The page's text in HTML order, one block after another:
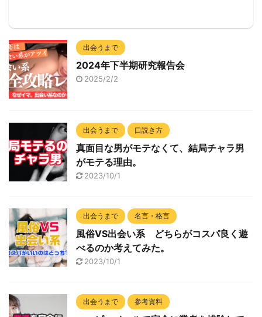
出会うまで
2024年下半期研究報告会
2025/2/2
出会うまで 口説き方
真面目な男がモテなくて、結局チャラ男
がモテる理由。
2023/10/1
出会うまで 名言・格言
風俗VS出会い系 どちらがコスパ良く遊
べるのか考えてみた。
2023/10/1
出会うまで 参考資料